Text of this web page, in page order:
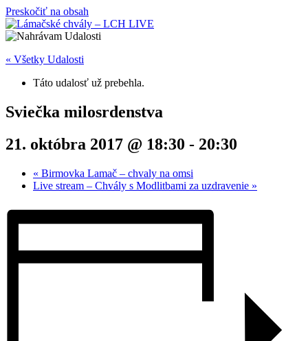
Preskočiť na obsah
« Všetky Udalosti
Táto udalosť už prebehla.
Sviečka milosrdenstva
21. októbra 2017 @ 18:30 - 20:30
« Birmovka Lamač – chvaly na omsi
Live stream – Chvály s Modlitbami za uzdravenie »